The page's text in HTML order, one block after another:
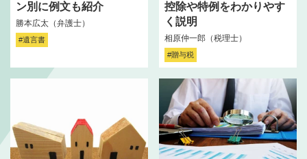
ン別に例文も紹介
勝本広太（弁護士）
#遺言書
控除や特例をわかりやす
く説明
相原仲一郎（税理士）
#贈与税